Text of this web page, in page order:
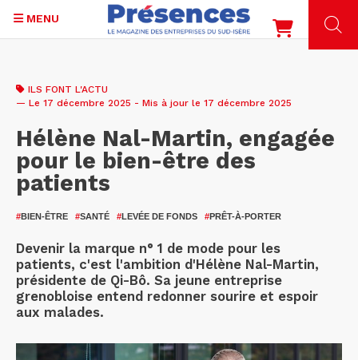
contenu
MENU
ILS FONT L'ACTU
— Le 17 décembre 2025 - Mis à jour le 17 décembre 2025
Hélène Nal-Martin, engagée
pour le bien-être des
patients
#BIEN-ÊTRE #SANTÉ #LEVÉE DE FONDS #PRÊT-À-PORTER
Devenir la marque n° 1 de mode pour les
patients, c'est l'ambition d'Hélène Nal-Martin,
présidente de Qi-Bô. Sa jeune entreprise
grenobloise entend redonner sourire et espoir
aux malades.